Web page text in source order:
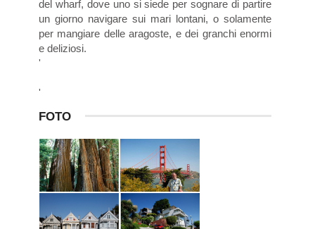
del wharf, dove uno si siede per sognare di partire
un giorno navigare sui mari lontani, o solamente
per mangiare delle aragoste, e dei granchi enormi
e deliziosi.
'
'
FOTO